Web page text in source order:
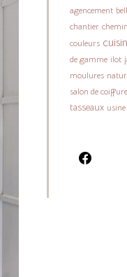
agencement
chantier
couleurs
de gamme ilot
moulures
salon de coiffure
tasseaux